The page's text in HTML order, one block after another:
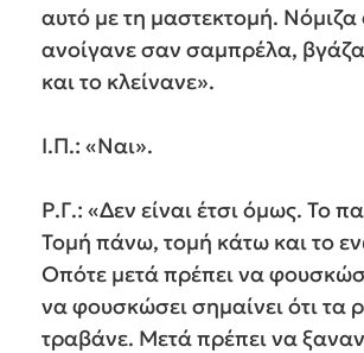
αυτό με τη μαστεκτομή. Νόμιζα
ανοίγανε σαν σαμπρέλα,
και το κλείνανε».
Ι.Π.: «Ναι».
Ρ.Γ.: «Δεν είναι έτσι όμως. Το
Τομή πάνω, τομή κάτω και το
Οπότε μετά πρέπει να
να φουσκώσει σημαίνει ότι τα
τραβάνε. Μετά πρέπει να